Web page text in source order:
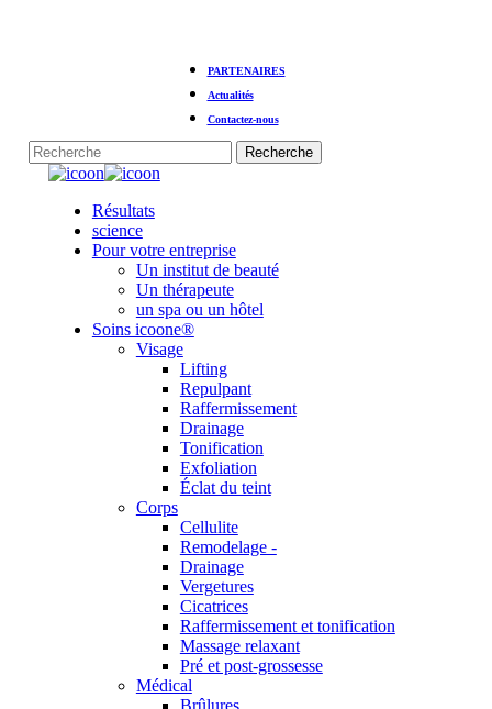
PARTENAIRES
Actualités
Contactez-nous
Recherche
Fermer
recherche
Menu
Résultats
science
Pour votre entreprise
Un institut de beauté
Un thérapeute
un spa ou un hôtel
Soins icoone®
Visage
Lifting
Repulpant
Raffermissement
Drainage
Tonification
Exfoliation
Éclat du teint
Corps
Cellulite
Remodelage -
Drainage
Vergetures
Cicatrices
Raffermissement et tonification
Massage relaxant
Pré et post-grossesse
Médical
Brûlures